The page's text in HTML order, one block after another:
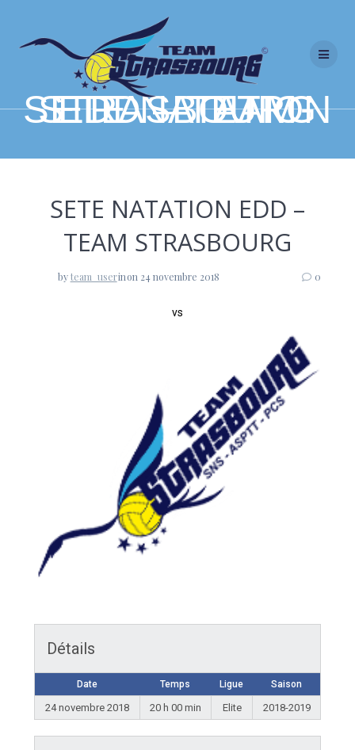
SETE NATATION EDD – TEAM STRASBOURG
SETE NATATION EDD –
TEAM STRASBOURG
byteam_userinon 24 novembre 2018 0
vs
Détails
Date Temps Ligue Saison
24 novembre 2018 20 h 00 min Elite 2018-2019